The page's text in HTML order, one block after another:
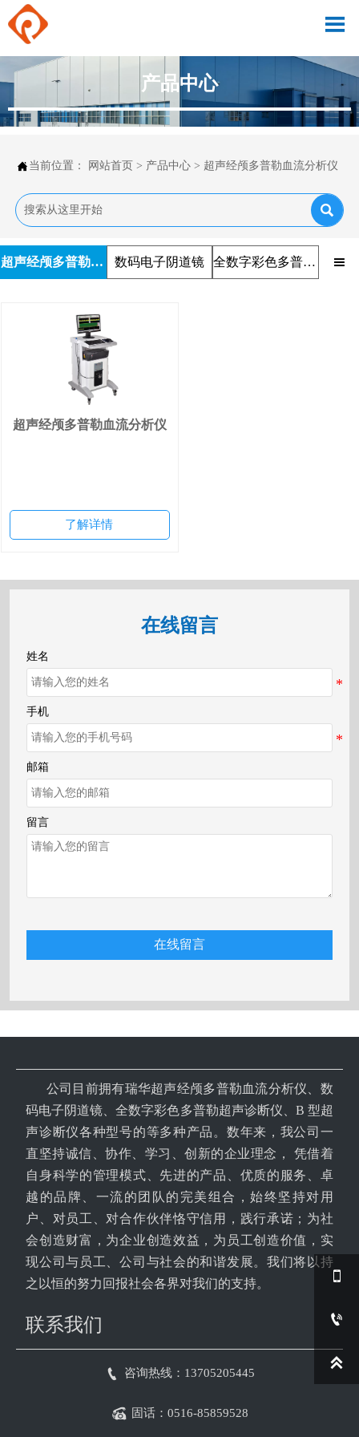

产品中心
 当前位置： 网站首页 > 产品中心 > 超声经颅多普勒血流分析仪

超声经颅多普勒血流分析仪 数码电子阴道镜 全数字彩色多普勒超声诊断仪 
超声经颅多普勒血流分析仪
了解详情
在线留言
姓名
手机
邮箱
留言
在线留言
公司目前拥有瑞华超声经颅多普勒血流分析仪、数
码电子阴道镜、全数字彩色多普勒超声诊断仪、B 型超
声诊断仪各种型号的等多种产品。数年来，我公司一
直坚持诚信、协作、学习、创新的企业理念， 凭借着
自身科学的管理模式、先进的产品、优质的服务、卓
越的品牌、一流的团队的完美组合，始终坚持对用
户、对员工、对合作伙伴恪守信用，践行承诺；为社
会创造财富，为企业创造效益，为员工创造价值，实
现公司与员工、公司与社会的和谐发展。我们将以持
之以恒的努力回报社会各界对我们的支持。
联系我们
 咨询热线：13705205445
 固话：0516-85859528


